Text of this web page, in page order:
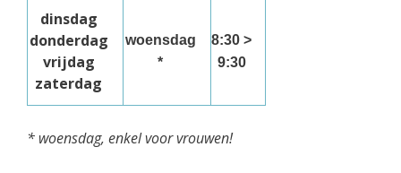
dinsdag
donderdag
vrijdag
zaterdag
woensdag
*
8:30 >
9:30
* woensdag, enkel voor vrouwen!